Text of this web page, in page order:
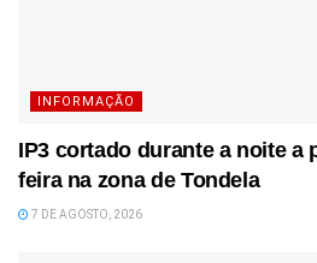
INFORMAÇÃO
IP3 cortado durante a noite a
feira na zona de Tondela
7 DE AGOSTO, 2026